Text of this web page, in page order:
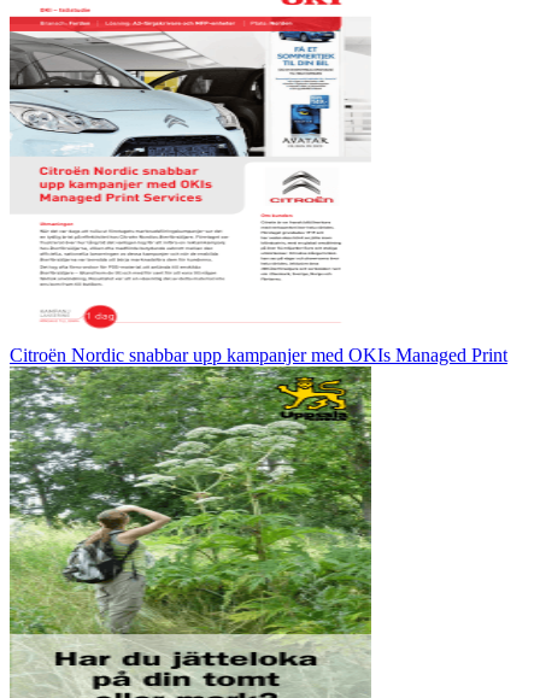
Citroën Nordic snabbar upp kampanjer med OKIs Managed Print